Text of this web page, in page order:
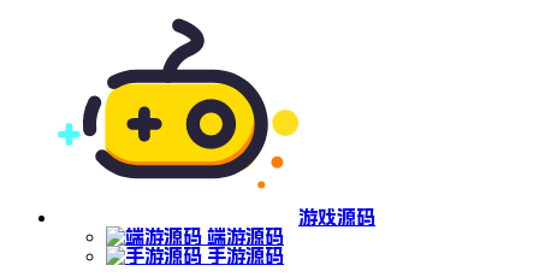
游戏源码
端游源码
手游源码